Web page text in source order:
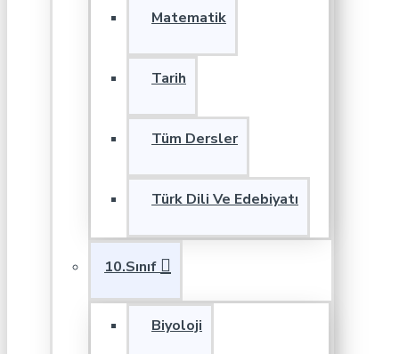
Matematik
Tarih
Tüm Dersler
Türk Dili Ve Edebiyatı
10.Sınıf
Biyoloji